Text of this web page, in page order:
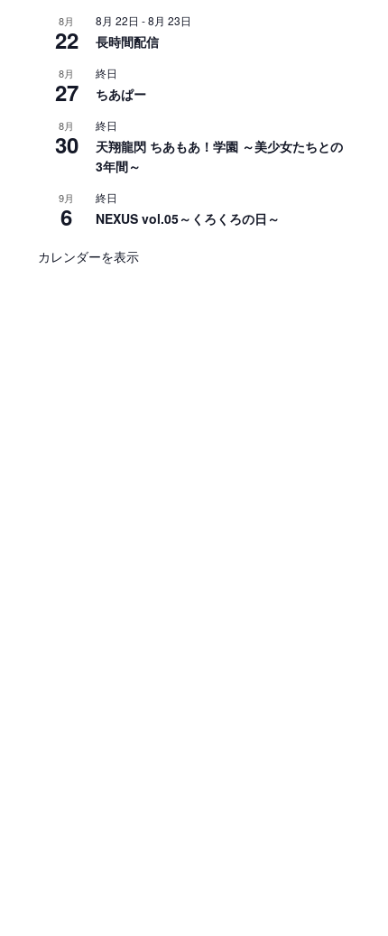
8月
22
8月 22日 -8月 23日
長時間配信
8月
27
終日
ちあぱー
8月
30
終日
天翔龍閃 ちあもあ！学園 ～美少女たちとの
3年間～
9月
6
終日
NEXUS vol.05～くろくろの日～
カレンダーを表示